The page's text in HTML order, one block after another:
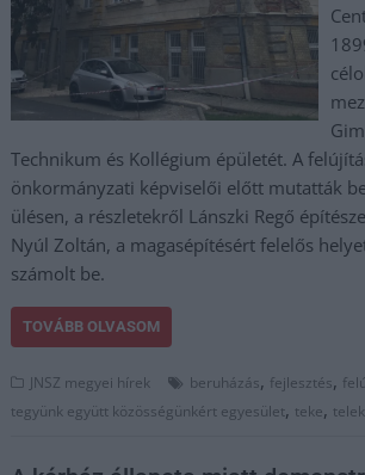
Technikum és Kollégium épületét. A
önkormányzati képviselői előtt mutatták
ülésen, a részletekről Lánszki Regő
Nyúl Zoltán, a magasépítésért felelős
számolt be.
TOVÁBB OLVASOM
JNSZ megyei hírek beruházás, fejlesztés,
tegyünk együtt közösségünkért egyesület, teke,